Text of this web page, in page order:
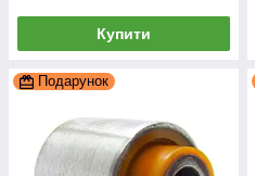
Купити
Подарунок